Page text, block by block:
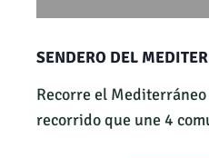
SENDERO DEL
Recorre el
recorrido que une 4